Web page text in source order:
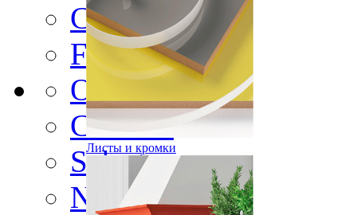
Листы и кромки
Color
Frame
Original
Contour
Select
Nature